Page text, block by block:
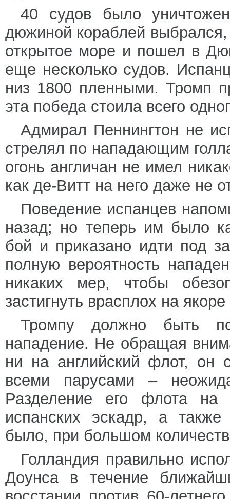
40 судов было
дюжиной кораблей
открытое море и пошел в
еще несколько судов.
низ 1800 пленными. Тромп
эта победа стоила всего
Адмирал Пеннингтон не
стрелял по нападающим
огонь англичан не имел
как де-Витт на него даже не
Поведение испанцев
назад; но теперь им было
бой и приказано идти под
полную вероятность
никаких мер, чтобы
застигнуть врасплох на
Тромпу должно быть
нападение. Не обращая
ни на английский флот, он
всеми парусами –
Разделение его флота на
испанских эскадр, а
было, при большом
Голландия правильно
Доунса в течение